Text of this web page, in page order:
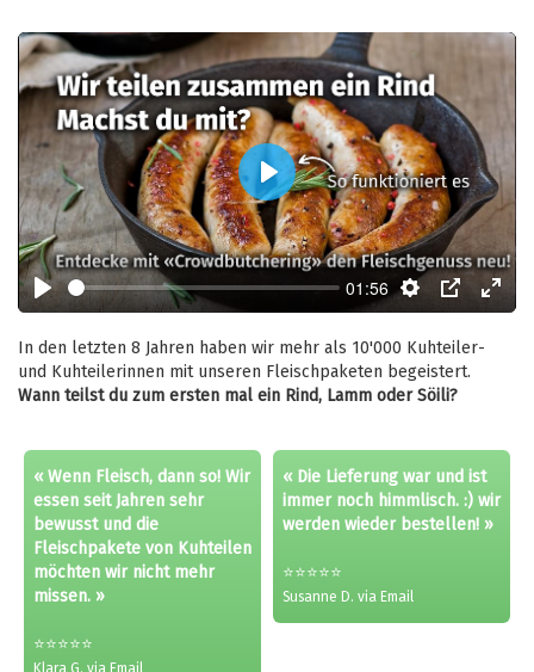
Play
01:56
Settings
PIP Enter
Play
In den letzten 8 Jahren haben wir mehr als 10'000 Kuhteiler-
und Kuhteilerinnen mit unseren Fleischpaketen begeistert.
Wann teilst du zum ersten mal ein Rind, Lamm oder Söili?
« Wenn Fleisch, dann so! Wir
essen seit Jahren sehr
bewusst und die
Fleischpakete von Kuhteilen
möchten wir nicht mehr
missen. »
⭐⭐⭐⭐⭐
Klara G. via Email
« Die Lieferung war und ist
immer noch himmlisch. :) wir
werden wieder bestellen! »
⭐⭐⭐⭐⭐
Susanne D. via Email